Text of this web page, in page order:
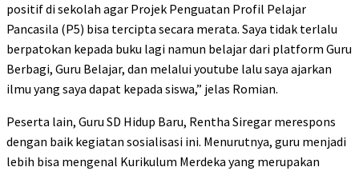
positif di sekolah agar Projek Penguatan Profil Pelajar
Pancasila (P5) bisa tercipta secara merata. Saya tidak terlalu
berpatokan kepada buku lagi namun belajar dari platform Guru
Berbagi, Guru Belajar, dan melalui youtube lalu saya ajarkan
ilmu yang saya dapat kepada siswa,” jelas Romian.
Peserta lain, Guru SD Hidup Baru, Rentha Siregar merespons
dengan baik kegiatan sosialisasi ini. Menurutnya, guru menjadi
lebih bisa mengenal Kurikulum Merdeka yang merupakan